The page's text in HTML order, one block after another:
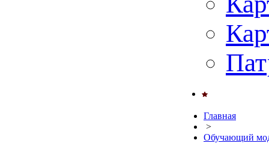
Главная
>
Обучающий